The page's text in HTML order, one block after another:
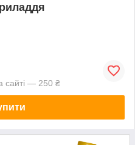
сайті — 250 ₴